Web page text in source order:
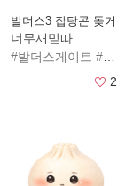
#잉클링갤많관부 #연어
발더스3 잡탕콘 돚거
너무재믿따
#발더스게이트 #발더스
2